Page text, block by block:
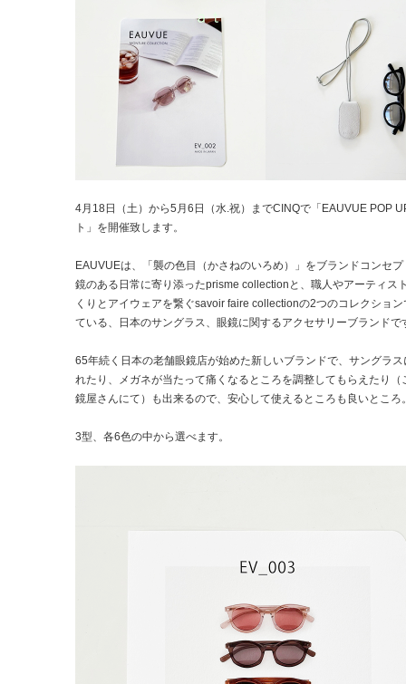
4月18日（土）から5月6日（水.祝）までCINQで「EAUVUE POP
ト」を開催致します。
EAUVUEは、「襲の色目（かさねのいろめ）」をブランドコンセプ
鏡のある日常に寄り添ったprisme collectionと、職人やアーティス
くりとアイウェアを繋ぐsavoir faire collectionの2つのコレクション
ている、日本のサングラス、眼鏡に関するアクセサリーブランドで
65年続く日本の老舗眼鏡店が始めた新しいブランドで、サングラス
れたり、メガネが当たって痛くなるところを調整してもらえたり（
鏡屋さんにて）も出来るので、安心して使えるところも良いところ
3型、各6色の中から選べます。